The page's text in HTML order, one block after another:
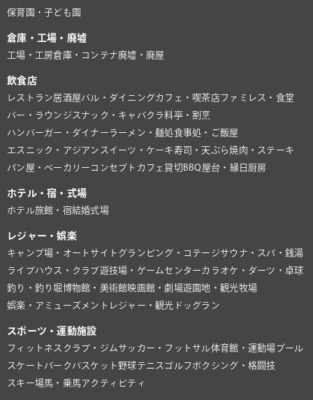
保育園・子ども園
倉庫・工場・廃墟
工場・工房倉庫・コンテナ廃墟・廃屋
飲食店
レストラン居酒屋バル・ダイニングカフェ・喫茶店ファミレス・食堂
バー・ラウンジ スナック・キャバクラ料亭・割烹
ハンバーガー・ダイナーラーメン・麺処食事処・ご飯屋
エスニック・アジアン スイーツ・ケーキ寿司・天ぷら焼肉・ステーキ
パン屋・ベーカリー コンセプトカフェ貸切BBQ 屋台・縁日 厨房
ホテル・宿・式場
ホテル旅館・宿結婚式場
レジャー・娯楽
キャンプ場・オートサイト グランピング・コテージサウナ・スパ・銭湯
ライブハウス・クラブ遊技場・ゲームセンターカラオケ・ダーツ・卓球
釣り・釣り堀博物館・美術館映画館・劇場遊園地・観光牧場
娯楽・アミューズメント レジャー・観光 ドッグラン
スポーツ・運動施設
フィットネスクラブ・ジム サッカー・フットサル体育館・運動場プール
スケートパーク バスケット 野球テニス ゴルフ ボクシング・格闘技
スキー場馬・乗馬アクティビティ